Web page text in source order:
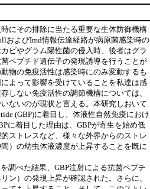
にその排除に当たる重要な生体防御機構
およびImd情報伝達経路が病原菌感染時の
ビやグラム陽性菌の侵入時、後者はグラ
ペプチド遺伝子の発現誘導を行うことが
物の免疫活性は感染時にのみ変動するも
よって影響を受けていることを私達は感
しない免疫活性の調節機構については、
ないのが現状と言える。本研究しおいて
(GBP)に着目し、体液性自然免疫におけ
に着目した理由は、GBPが寄生を始め低
ストレスなど、様々な外界からのストレ
）の幼虫体液濃度が上昇することを既に
調べた結果、GBP注射による抗菌ペプチ
ン）の発現上昇が確認された。さらに、